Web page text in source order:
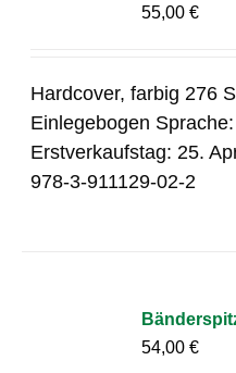
55,00€
Hardcover, farbig 276
Einlegebogen
Erstverkaufstag: 25.
978-3-911129-02-2
54,00€